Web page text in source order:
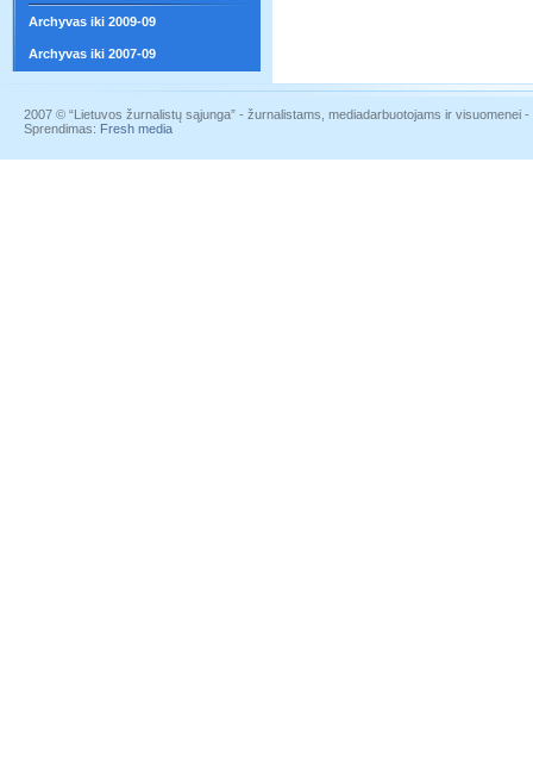
Archyvas iki 2009-09
Archyvas iki 2007-09
2007 © “Lietuvos žurnalistų sąjunga” - žurnalistams, mediadarbuotojams ir visuomenei
Sprendimas: Fresh media